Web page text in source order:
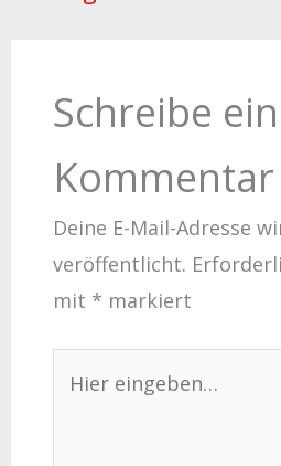
Schreibe
Kommentar
Deine E-Mail-Adresse
veröffentlicht.
mit * markiert
eingeben…